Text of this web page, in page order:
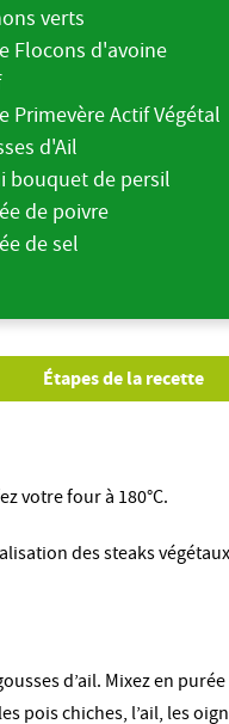
verts
Flocons d'avoine
Primevère Actif Végétal
d'Ail
bouquet de persil
de poivre
de sel
Étapes de la recette
votre four à 180°C.
des steaks
d’ail. Mixez en
pois chiches, l’ail, les